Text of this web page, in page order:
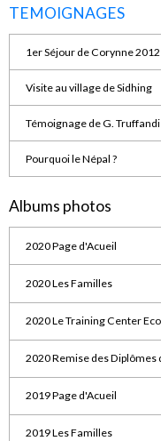
TEMOIGNAGES
1er Séjour de Corynne 2012
Visite au village de Sidhing
Témoignage de G.
Pourquoi le Népal ?
Albums photos
2020 Page d'Acueil
2020 Les Familles
2020 Le Training Center
2020 Remise des Diplômes
2019 Page d'Acueil
2019 Les Familles